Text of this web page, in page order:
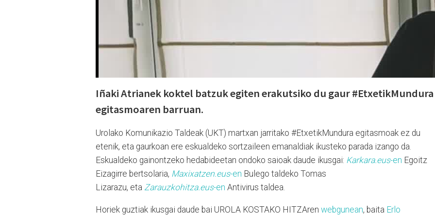
Iñaki Atrianek koktel batzuk egiten erakutsiko du gaur #EtxetikMundura
egitasmoaren barruan.
Urolako Komunikazio Taldeak (UKT) martxan jarritako #EtxetikMundura egitasmoak ez du
etenik, eta gaurkoan ere eskualdeko sortzaileen emanaldiak ikusteko parada izango da.
Eskualdeko gainontzeko hedabideetan ondoko saioak daude ikusgai: Karkara.eus-en Egoitz
Eizagirre bertsolaria, Maxixatzen.eus-en Bulego taldeko Tomas
Lizarazu, eta Zarauzkohitza.eus-en Antivirus taldea.
Horiek guztiak ikusgai daude bai UROLA KOSTAKO HITZAren webgunean, baita Erlo